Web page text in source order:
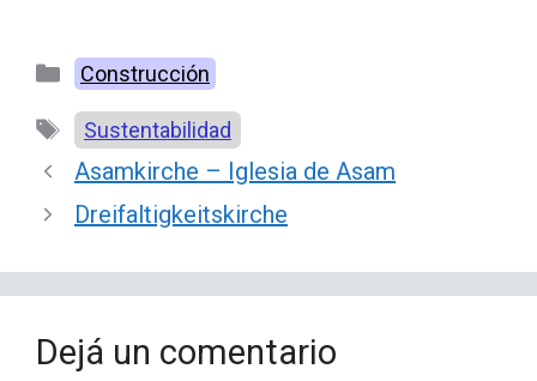
Categorías
Construcción
Etiquetas
Sustentabilidad
Asamkirche – Iglesia de Asam
Dreifaltigkeitskirche
Dejá un comentario